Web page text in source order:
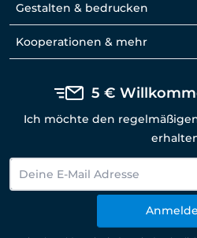
Gestalten & bedrucken
Kooperationen & mehr
5 €
Ich möchte den